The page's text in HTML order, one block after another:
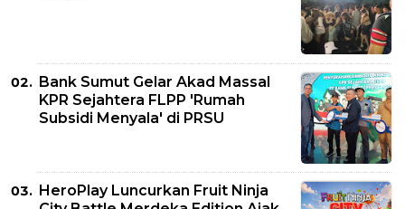
Bank Sumut Gelar Akad Massal
KPR Sejahtera FLPP 'Rumah
Subsidi Menyala' di PRSU
HeroPlay Luncurkan Fruit Ninja